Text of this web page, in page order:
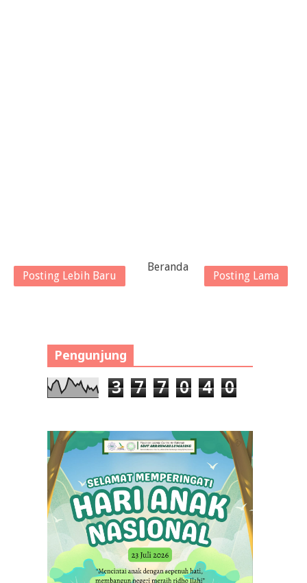
Posting Lebih Baru Posting Lama
Beranda
Pengunjung
3 7 7 0 4 0